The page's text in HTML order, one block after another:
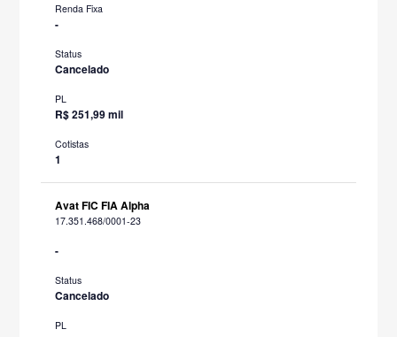
Renda Fixa
-
Status
Cancelado
PL
R$ 251,99 mil
Cotistas
1
Avat FIC FIA Alpha
17.351.468/0001-23
-
Status
Cancelado
PL